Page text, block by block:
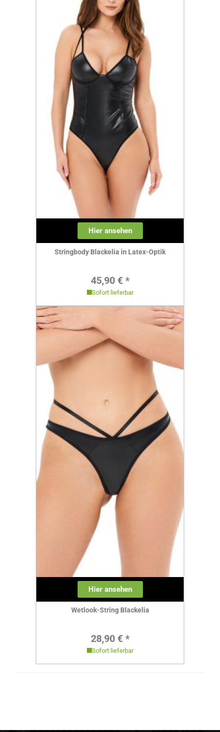
Hier ansehen
Stringbody Blackelia in Latex-Optik
Regulärer Preis:
45,90 € *
Sofort lieferbar
Hier ansehen
Wetlook-String Blackelia
Regulärer Preis:
28,90 € *
Sofort lieferbar